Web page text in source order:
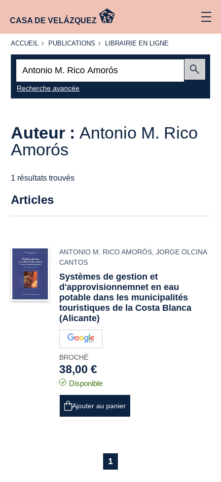
CASA DE VELÁZQUEZ
ACCUEIL
ACCUEIL PUBLICATIONS
PUBLICATIONS
LIBRAIRIE
LIBRAIRIE EN LIGNE
Recherche avancée
Auteur : Antonio M. Rico
Amorós
1 résultats trouvés
Articles
ANTONIO M. RICO AMORÓS ,JORGE OLCINA
CANTOS
Systèmes de gestion et
d'approvisionnemnet en eau
potable dans les municipalités
touristiques de la Costa Blanca
(Alicante)
BROCHÉ
38,00 €
Disponible
Ajouter au panier
1